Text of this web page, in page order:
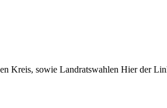
Kreis, sowie Landratswahlen Hier der